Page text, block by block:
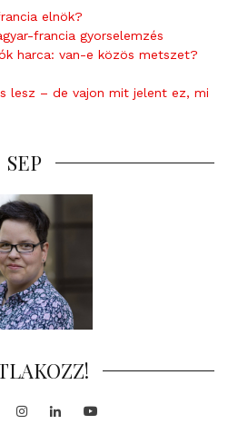
elnök?
francia gyorselemzés
harca: van-e közös metszet?
lesz – de vajon mit jelent ez, mi
SEP
Instagram
LinkedInYoutube